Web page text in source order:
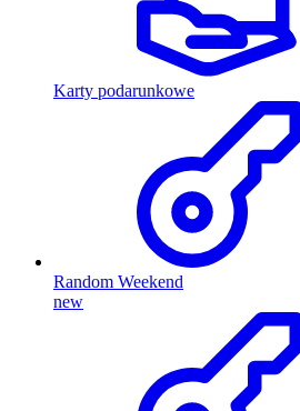
Karty podarunkowe
Random Weekend
new